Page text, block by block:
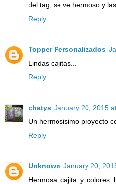
del tag, se ve hermoso y
Reply
Topper Personalizados
Lindas cajitas...
Reply
chatys January 20, 2015
Un hermosisimo proyecto
Reply
Unknown January 20,
Hermosa cajita y colores